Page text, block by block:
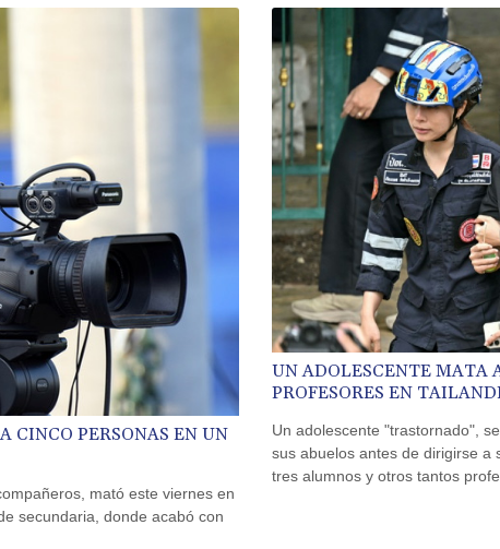
CINCO PERSONAS EN UN
mató este viernes en
secundaria, donde acabó con
UN ADOLESCENTE MATA
PROFESORES EN
Un adolescente "trastornado",
sus abuelos antes de dirigirse a
tres alumnos y otros tantos